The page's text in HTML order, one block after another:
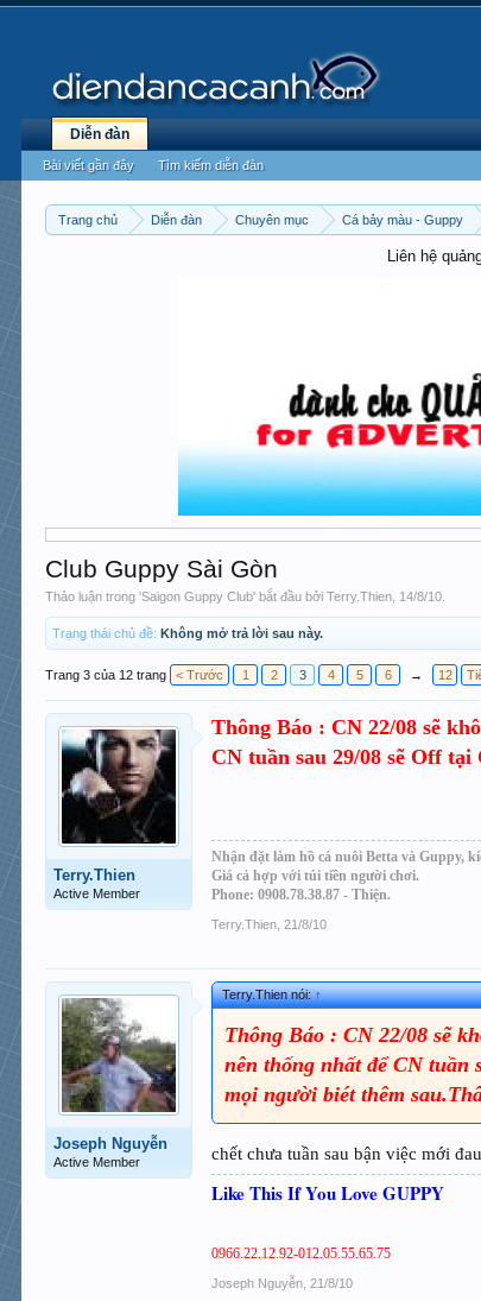
Trang chủ Diễn đàn Chuyên mục Cá bảy màu - Guppy
Liên hệ
Club Guppy Sài Gòn
Thảo luận trong 'Saigon Guppy Club' bắt đầu bởiTerry.Thien 14/8/10
Trạng thái chủ đề: Không mở trả lời sau này.
Trang 3 của 12 trang < Trước 1 2 3 4 5 6 → 12
Terry.Thien
Active Member
Thông Báo : CN 22/08 sẽ
CN tuần sau 29/08 sẽ Off
Nhận đặt làm hồ cá nuôi Betta và Guppy,
Giá cả hợp với túi tiền người chơi.
Phone: 0908.78.38.87 - Thiện.
Terry.Thien 21/8/10
Joseph Nguyễn
Active Member
Terry.Thien nói:↑
Thông Báo : CN 22/08 sẽ
nên thống nhất để CN tuần
mọi người biét thêm
chết chưa tuần sau bận việc mới
Like This If You Love GUPPY
0966.22.12.92-012.05.55.65.75
Joseph Nguyễn 21/8/10
Diễn đàn
Bài viết gần đây Tìm kiếm diễn đàn